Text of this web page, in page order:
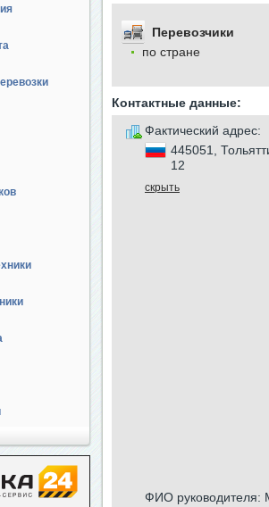
Перевозчики
по стране
Контактные данные:
Фактический адрес:
445051,
12
скрыть
ФИО руководителя: